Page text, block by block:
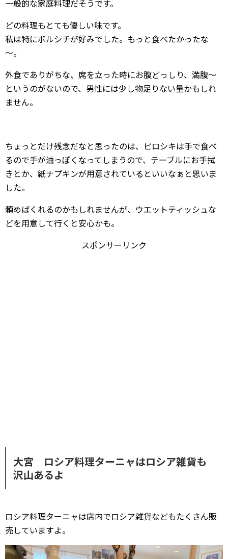
一般的な家庭料理だそうです。
どの料理もとても優しい味です。
私は特にボルシチが好みでした。もっと食べたかったな
～。
外食でありがちな、席を立った時にお腹どっしり、満腹～
というのがないので、男性には少し物足りない量かもしれ
ません。
ちょっとだけ残念だなと思ったのは、ピロシキは手で食べ
るので手が油っぽくなってしまうので、テーブルにお手拭
きとか、紙ナプキンが用意されているといいなぁと思いま
した。
頼めばくれるのかもしれませんが、ウエットティッシュな
どを用意して行くと安心かも。
スポンサーリンク
大宮 ロシア料理ターニャはロシア雑貨も
沢山あるよ
ロシア料理ターニャは店内でロシア雑貨などもたくさん販
売していますよ。